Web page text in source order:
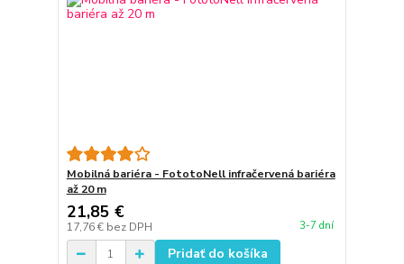
Mobilná bariéra - FototoNell infračervená bariéra
až 20 m
21,85 €
17,76 € bez DPH 3-7 dní
Pridať do košíka